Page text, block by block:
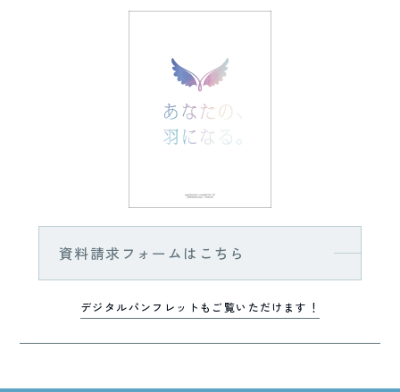
資料請求フォームはこちら
デジタルパンフレットもご覧いただけます！